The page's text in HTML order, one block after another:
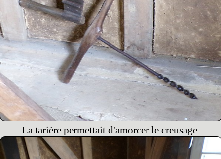
La tarière permettait d'amorcer le creusage.